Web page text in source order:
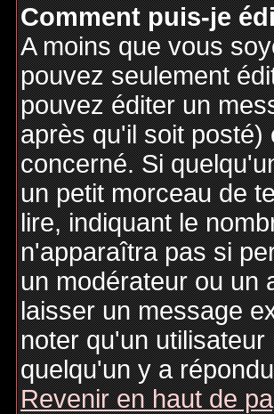
Comment puis-je
A moins que vous
pouvez seulement
pouvez éditer un
après qu'il soit
concerné. Si
un petit morceau de
lire, indiquant le
n'apparaîtra pas si
un modérateur ou un
laisser un message
noter qu'un
quelqu'un y a
Revenir en haut de